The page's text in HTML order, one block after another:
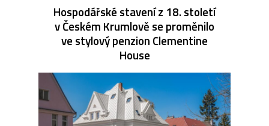
Hospodářské stavení z 18. století
v Českém Krumlově se proměnilo
ve stylový penzion Clementine
House